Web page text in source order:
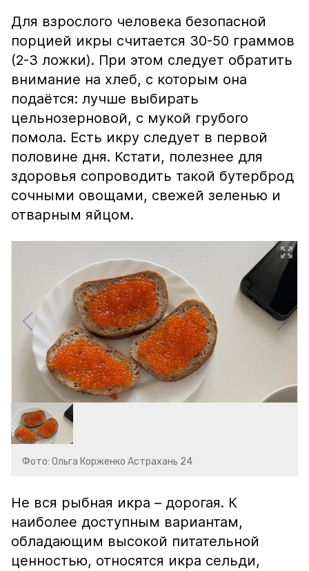
Для взрослого человека безопасной
порцией икры считается 30-50 граммов
(2-3 ложки). При этом следует обратить
внимание на хлеб, с которым она
подаётся: лучше выбирать
цельнозерновой, с мукой грубого
помола. Есть икру следует в первой
половине дня. Кстати, полезнее для
здоровья сопроводить такой бутерброд
сочными овощами, свежей зеленью и
отварным яйцом.
Фото: Ольга Корженко Астрахань 24
Не вся рыбная икра – дорогая. К
наиболее доступным вариантам,
обладающим высокой питательной
ценностью, относятся икра сельди,